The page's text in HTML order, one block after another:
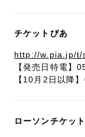
チケットぴあ
http://w.pia.jp/t/
【発売日特電】
【10月2日以降
ローソンチケット